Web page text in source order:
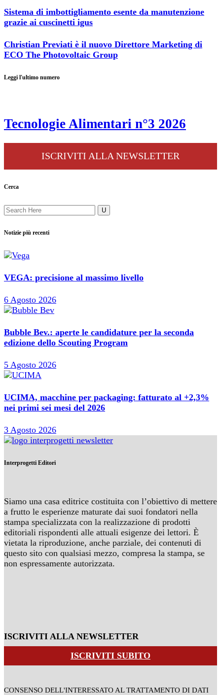
Sistema di imbottigliamento esente da manutenzione
grazie ai cuscinetti igus
Christian Previati è il nuovo Direttore Marketing di
ECO The Photovoltaic Group
Leggi l'ultimo numero
Tecnologie Alimentari n°3 2026
ISCRIVITI ALLA NEWSLETTER
Cerca
Notizie più recenti
VEGA: precisione al massimo livello
6 Agosto 2026
Bubble Bev.: aperte le candidature per la seconda
edizione dello Scouting Program
5 Agosto 2026
UCIMA, macchine per packaging: fatturato al +2,3%
nei primi sei mesi del 2026
3 Agosto 2026
Interprogetti Editori
Siamo una casa editrice costituita con l’obiettivo di mettere
a frutto le esperienze maturate dai suoi fondatori nella
stampa specializzata con la realizzazione di prodotti
editoriali rispondenti alle attuali esigenze dei lettori. È
vietata la riproduzione, anche parziale, dei contenuti di
questo sito con qualsiasi mezzo, compresa la stampa, se
non espressamente autorizzata.
ISCRIVITI ALLA NEWSLETTER
ISCRIVITI SUBITO
CONSENSO DELL'INTERESSATO AL TRATTAMENTO DI DATI